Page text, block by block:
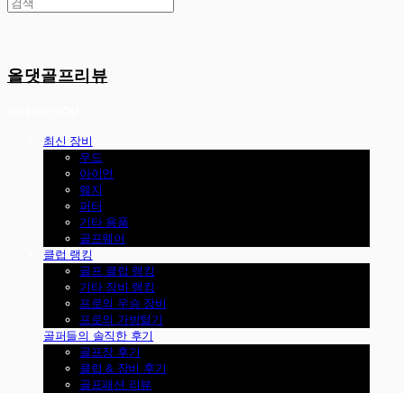
올댓골프리뷰
최신 장비
우드
아이언
웨지
퍼터
기타 용품
골프웨어
클럽 랭킹
골프 클럽 랭킹
기타 장비 랭킹
프로의 우승 장비
프로의 가방털기
골퍼들의 솔직한 후기
골프장 후기
클럽 & 장비 후기
골프패션 리뷰